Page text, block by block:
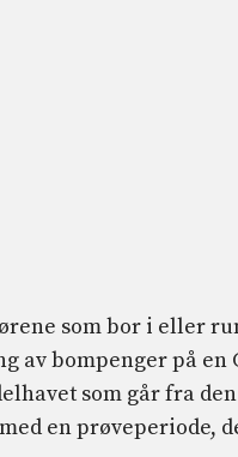
som bor i eller
av bompenger på en
som går fra
en prøveperiode,